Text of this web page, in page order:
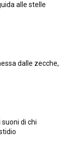
alle stelle
dalle zecche,
di chi